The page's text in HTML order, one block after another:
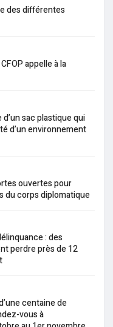
des différentes
appelle à la
d’un sac plastique qui
d’un environnement
ouvertes pour
du corps diplomatique
: des
perdre près de 12
centaine de
vous à